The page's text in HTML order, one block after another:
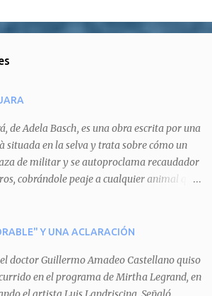
de Adela Basch, es una obra escrita por una
situada en la selva y trata sobre cómo un
de militar y se autoproclama recaudador
cobrándole peaje a cualquier animal que
igual manera pasa con Tatú, el armadillo.
Por último, Tui, la cotorra, deja
aguará y arenga a los otros tres
Y UNA ACLARACIÓN
doctor Guillermo Amadeo Castellano quiso
en el programa de Mirtha Legrand, en